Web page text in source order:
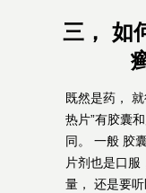
三， 如
既然是药，
热片”有胶囊
同。 一般 胶
片剂也是口服
量， 还是要